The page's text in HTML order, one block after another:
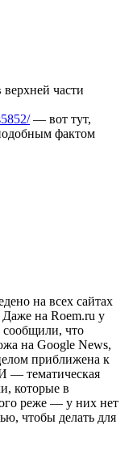
части
— вот тут,
фактом
на всех сайтах
на Roem.ru у
сообщили, что
на Google News,
приближена к
— тематическая
которые в
реже — у них нет
чтобы делать для